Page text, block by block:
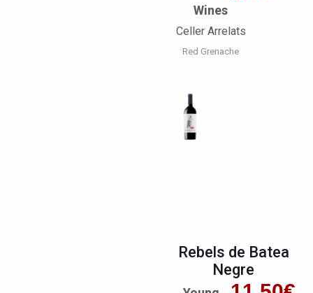
Wines
Celler Arrelats
Red Grenache
Rebels de Batea
Negre